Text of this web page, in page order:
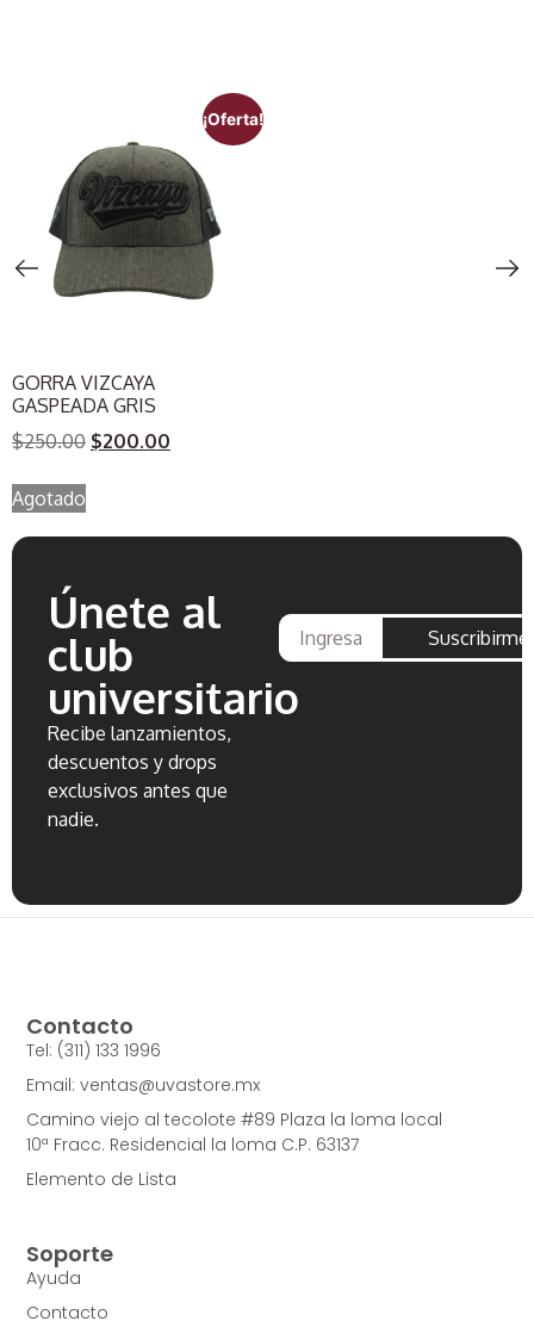
¡Oferta!
GORRA VIZCAYA
GASPEADA GRIS
$250.00 $200.00
Agotado
Únete al
club
universitario
Recibe lanzamientos,
descuentos y drops
exclusivos antes que
nadie.
Suscribirme
Contacto
Tel: (311) 133 1996
Email: ventas@uvastore.mx
Camino viejo al tecolote #89 Plaza la loma local
10ª Fracc. Residencial la loma C.P. 63137
Elemento de Lista
Soporte
Ayuda
Contacto